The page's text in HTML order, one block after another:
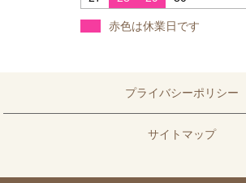
赤色は休業日です
プライバシーポリシー
サイトマップ